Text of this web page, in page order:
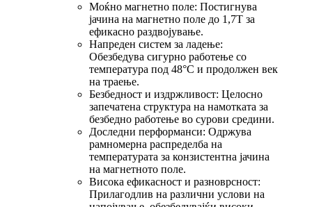
Моќно магнетно поле: Постигнува
јачина на магнетно поле до 1,7T за
ефикасно раздвојување.
Напреден систем за ладење:
Обезбедува сигурно работење со
температура под 48°C и продолжен век
на траење.
Безбедност и издржливост: Целосно
запечатена структура на намотката за
безбедно работење во сурови средини.
Доследни перформанси: Одржува
рамномерна распределба на
температурата за конзистентна јачина
на магнетното поле.
Висока ефикасност и разноврсност:
Прилагодлив на различни услови на